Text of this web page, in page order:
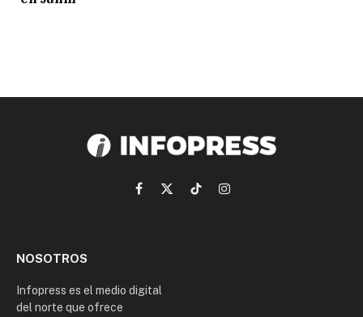
Facebook
X
TikTokInstagram
NOSOTROS
Infopress es el medio digital
del norte que ofrece